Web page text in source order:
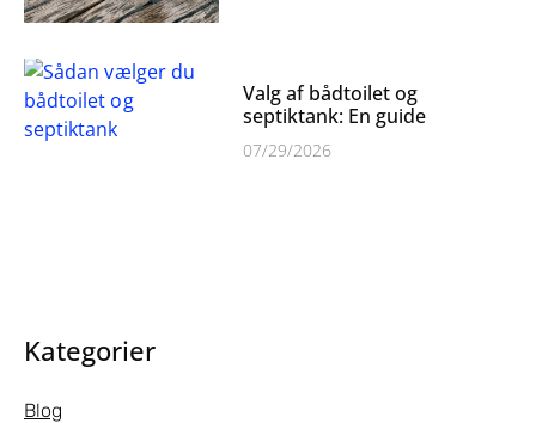
Valg af bådtoilet og
septiktank: En guide
07/29/2026
Kategorier
Blog